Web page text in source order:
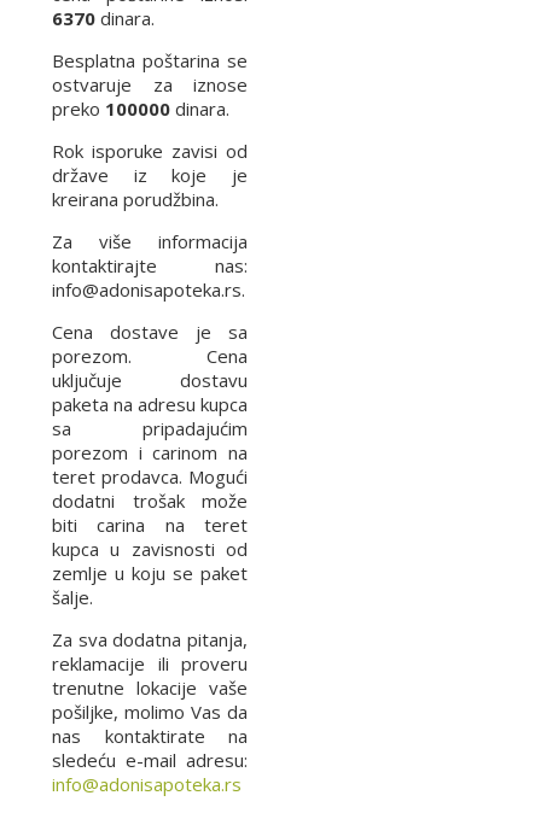
6370 dinara.
Besplatna poštarina se
ostvaruje za iznose
preko 100000 dinara.
Rok isporuke zavisi od
države iz koje je
kreirana porudžbina.
Za više informacija
kontaktirajte nas:
info@adonisapoteka.rs.
Cena dostave je sa
porezom. Cena
uključuje dostavu
paketa na adresu kupca
sa pripadajućim
porezom i carinom na
teret prodavca. Mogući
dodatni trošak može
biti carina na teret
kupca u zavisnosti od
zemlje u koju se paket
šalje.
Za sva dodatna pitanja,
reklamacije ili proveru
trenutne lokacije vaše
pošiljke, molimo Vas da
nas kontaktirate na
sledeću e-mail adresu:
info@adonisapoteka.rs